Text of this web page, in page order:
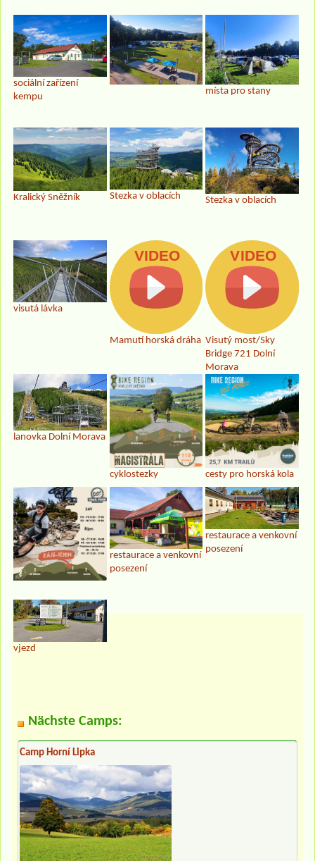
sociální zařízení
kempu
místa pro stany
Kralický Sněžník Stezka v oblacích Stezka v oblacích
visutá lávka
Mamutí horská dráha Visutý most/Sky
Bridge 721 Dolní
Morava
lanovka Dolní Morava
cyklostezky cesty pro horská kola
restaurace a venkovní
posezení
restaurace a venkovní
posezení
vjezd
Nächste Camps:
Camp Horní Lipka